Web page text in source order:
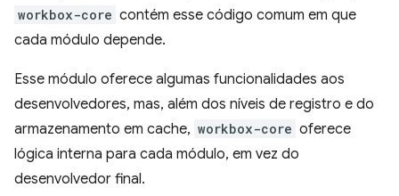
workbox-core contém esse código comum em que
cada módulo depende.
Esse módulo oferece algumas funcionalidades aos
desenvolvedores, mas, além dos níveis de registro e do
armazenamento em cache, workbox-core oferece
lógica interna para cada módulo, em vez do
desenvolvedor final.